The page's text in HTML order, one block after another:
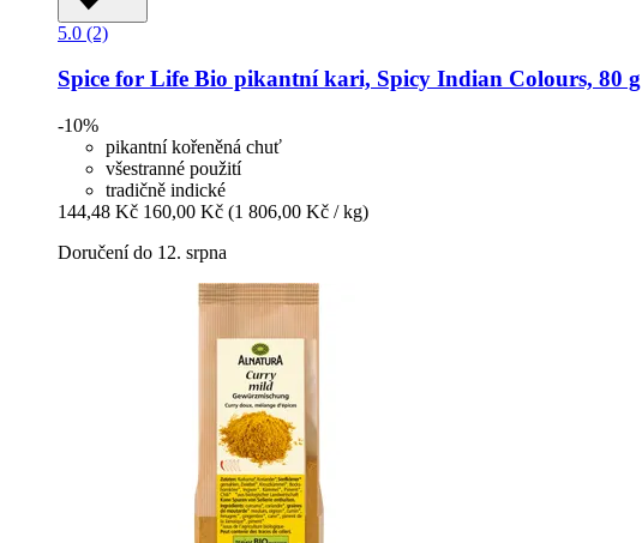
5.0 (2)
Spice for Life Bio pikantní kari, Spicy Indian Colours, 80 g
-10%
pikantní kořeněná chuť
všestranné použití
tradičně indické
144,48 Kč 160,00 Kč (1 806,00 Kč / kg)
Doručení do 12. srpna